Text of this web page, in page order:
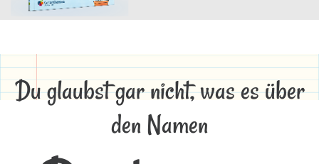
Du glaubst gar nicht, was es über
den Namen